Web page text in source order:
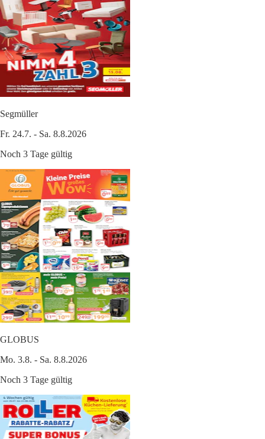
Segmüller
Fr. 24.7. - Sa. 8.8.2026
Noch 3 Tage gültig
GLOBUS
Mo. 3.8. - Sa. 8.8.2026
Noch 3 Tage gültig